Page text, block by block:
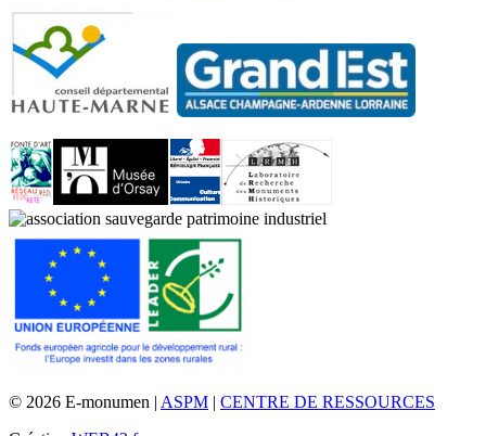
© 2026 E-monumen | ASPM | CENTRE DE RESSOURCES